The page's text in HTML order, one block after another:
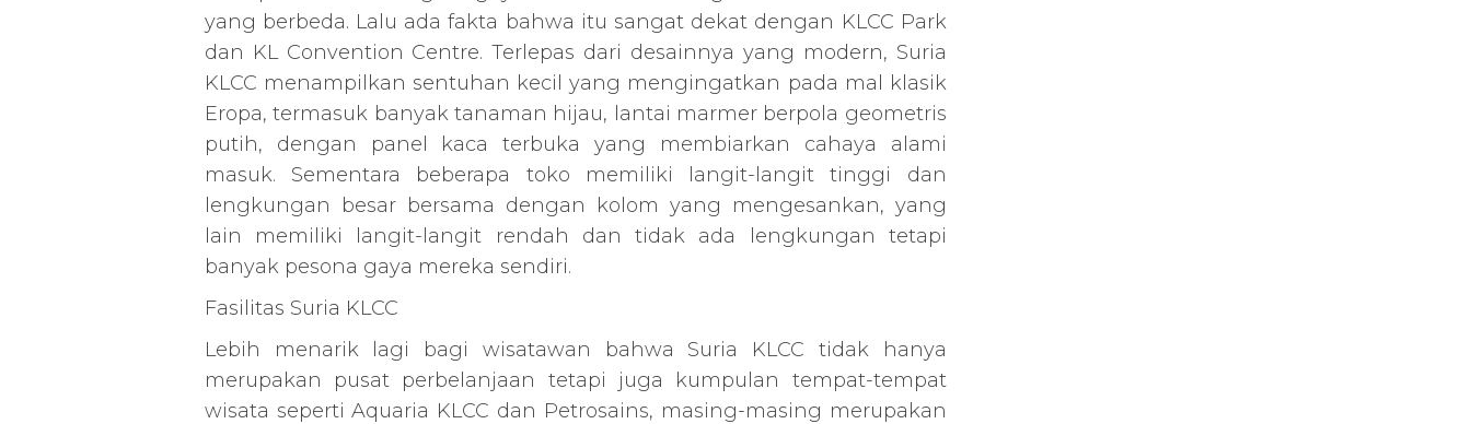
yang berbeda. Lalu ada fakta bahwa itu sangat dekat dengan KLCC Park
dan KL Convention Centre. Terlepas dari desainnya yang modern, Suria
KLCC menampilkan sentuhan kecil yang mengingatkan pada mal klasik
Eropa, termasuk banyak tanaman hijau, lantai marmer berpola geometris
putih, dengan panel kaca terbuka yang membiarkan cahaya alami
masuk. Sementara beberapa toko memiliki langit-langit tinggi dan
lengkungan besar bersama dengan kolom yang mengesankan, yang
lain memiliki langit-langit rendah dan tidak ada lengkungan tetapi
banyak pesona gaya mereka sendiri.
Fasilitas Suria KLCC
Lebih menarik lagi bagi wisatawan bahwa Suria KLCC tidak hanya
merupakan pusat perbelanjaan tetapi juga kumpulan tempat-tempat
wisata seperti Aquaria KLCC dan Petrosains, masing-masing merupakan